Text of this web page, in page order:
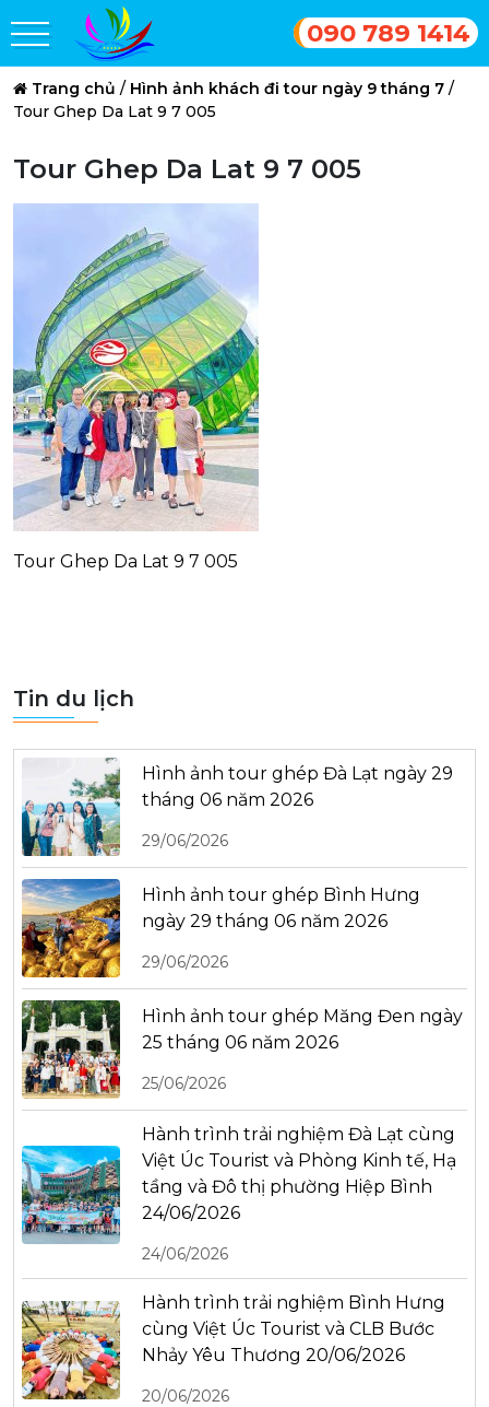
090 789 1414
Trang chủ / Hình ảnh khách đi tour ngày 9 tháng 7 /
Tour Ghep Da Lat 9 7 005
Tour Ghep Da Lat 9 7 005
Tour Ghep Da Lat 9 7 005
Tin du lịch
Hình ảnh tour ghép Đà Lạt ngày 29
tháng 06 năm 2026
29/06/2026
Hình ảnh tour ghép Bình Hưng
ngày 29 tháng 06 năm 2026
29/06/2026
Hình ảnh tour ghép Măng Đen ngày
25 tháng 06 năm 2026
25/06/2026
Hành trình trải nghiệm Đà Lạt cùng
Việt Úc Tourist và Phòng Kinh tế, Hạ
tầng và Đô thị phường Hiệp Bình
24/06/2026
24/06/2026
Hành trình trải nghiệm Bình Hưng
cùng Việt Úc Tourist và CLB Bước
Nhảy Yêu Thương 20/06/2026
20/06/2026